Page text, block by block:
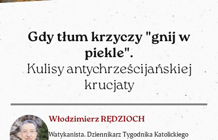
Gdy tłum krzyczy "gnij w
piekle".
Kulisy antychrześcijańskiej
krucjaty
Włodzimierz RĘDZIOCH
Watykanista. Dziennikarz Tygodnika Katolickiego